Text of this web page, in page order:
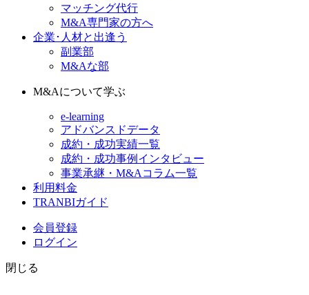
マッチング代行
M&A専門家の方へ
企業･人材と出逢う
副業部
M&Aな部
M&Aについて学ぶ
e-learning
アドバンスドデータ
成約・成功実績一覧
成約・成功事例インタビュー
事業承継・M&Aコラム一覧
利用料金
TRANBIガイド
会員登録
ログイン
閉じる